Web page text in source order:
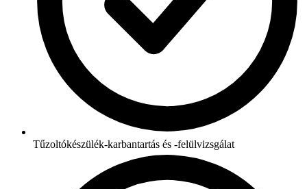
Tűzoltókészülék-karbantartás és -felülvizsgálat